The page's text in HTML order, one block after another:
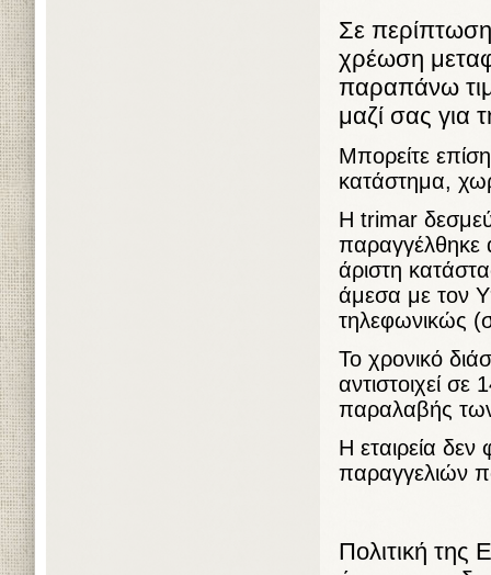
Σε
χρέωση
παραπάνω
μαζί σας για
Μπορείτε
κατάστημα,
Η trimar
παραγγέλθηκε
άριστη
άμεσα με τον
τηλεφωνικώς
Το χρονικό
αντιστοιχεί
παραλαβής
Η εταιρεία δεν
παραγγελιών
Πολιτική της